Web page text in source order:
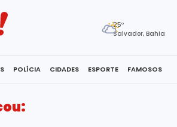
25º
Salvador, Bahia
POLÍCIA CIDADES ESPORTE FAMOSOS